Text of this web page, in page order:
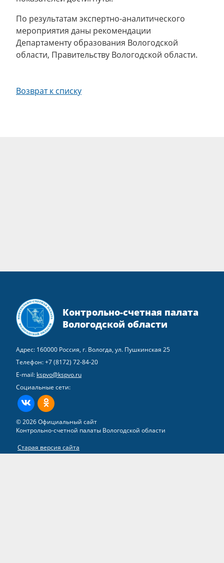
По результатам экспертно-аналитического
мероприятия даны рекомендации
Департаменту образования Вологодской
области, Правительству Вологодской области.
Возврат к списку
Контрольно-счетная палата
Вологодской области
Адрес: 160000 Россия, г. Вологда, ул. Пушкинская 25
Телефон:+7 (8172) 72-84-20
E-mail: kspvo@kspvo.ru
Социальные сети:
ВКонтактеОдноклассники
© 2026 Официальный сайт
Контрольно-счетной палаты Вологодской области
Старая версия сайта